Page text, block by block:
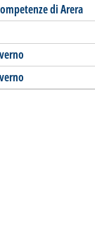
di Arera